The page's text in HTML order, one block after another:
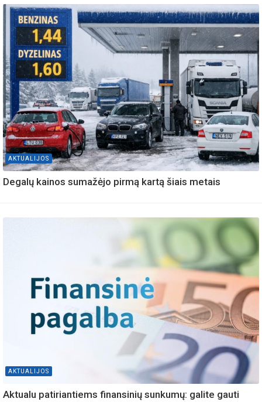
AKTUALIJOS
Degalų kainos sumažėjo pirmą kartą šiais metais
AKTUALIJOS
Aktualu patiriantiems finansinių sunkumų: galite gauti